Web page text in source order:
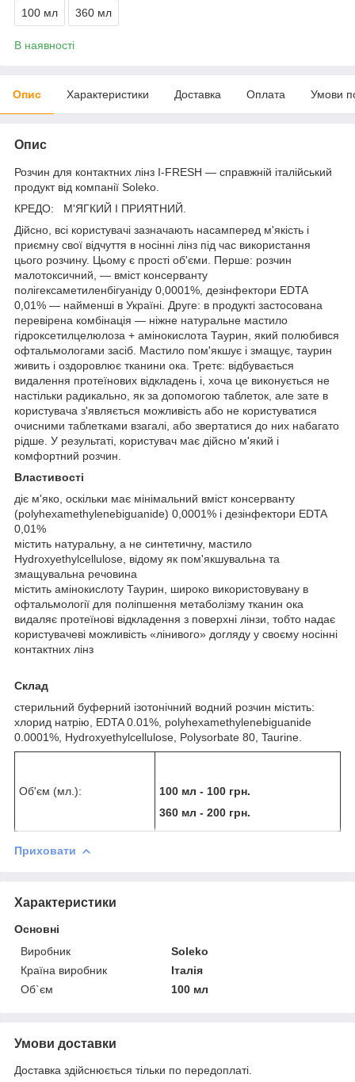
100 мл 360 мл
В наявності
Опис Характеристики Доставка Оплата Умови
Опис
Розчин для контактних лінз I-FRESH — справжній італійський
продукт від компанії Soleko.
КРЕДО: М'ЯГКИЙ І ПРИЯТНИЙ.
Дійсно, всі користувачі зазначають насамперед м'якість і
приємну свої відчуття в носінні лінз під час використання
цього розчину. Цьому є прості об'єми. Перше: розчин
малотоксичний, — вміст консерванту
полігексаметиленбігуаніду 0,0001%, дезінфектори EDTA
0,01% — найменші в Україні. Друге: в продукті застосована
перевірена комбінація — ніжне натуральне мастило
гідроксетилцелюлоза + амінокислота Таурин, який полюбився
офтальмологами засіб. Мастило пом'якшує і змащує, таурин
живить і оздоровлює тканини ока. Третє: відбувається
видалення протеїнових відкладень і, хоча це виконується не
настільки радикально, як за допомогою таблеток, але зате в
користувача з'являється можливість або не користуватися
очисними таблетками взагалі, або звертатися до них набагато
рідше. У результаті, користувач має дійсно м'який і
комфортний розчин.
Властивості
діє м'яко, оскільки має мінімальний вміст консерванту
(polyhexamethylenebiguanide) 0,0001% і дезінфектори EDTA
0,01%
містить натуральну, а не синтетичну, мастило
Hydroxyethylcellulose, відому як пом'якшувальна та
змащувальна речовина
містить амінокислоту Таурин, широко використовувану в
офтальмології для поліпшення метаболізму тканин ока
видаляє протеїнові відкладення з поверхні лінзи, тобто надає
користувачеві можливість «лінивого» догляду у своєму носінні
контактних лінз
Склад
стерильний буферний ізотонічний водний розчин містить:
хлорид натрію, EDTA 0.01%, polyhexamethylenebiguanide
0.0001%, Hydroxyethylcellulose, Polysorbate 80, Taurine.
Об'єм (мл.):
100 мл - 100 грн.
360 мл - 200 грн.
Приховати
Характеристики
Основні
Виробник
Soleko
Країна виробник
Італія
Об`єм
100 мл
Умови доставки
Доставка здійснюється тільки по передоплаті.